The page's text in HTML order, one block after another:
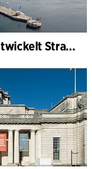
C.F. Møller Architects entwickelt Strategie für „Knutepunkt Larvik und Indre Havn“